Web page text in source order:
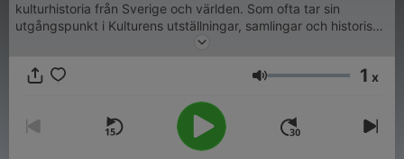
kulturhistoria från Sverige och världen. Som ofta tar sin
utgångspunkt i Kulturens utställningar, samlingar och historiska
hus, men även handlar om Lund, Skåne och resten av världen!
Volym 1 x